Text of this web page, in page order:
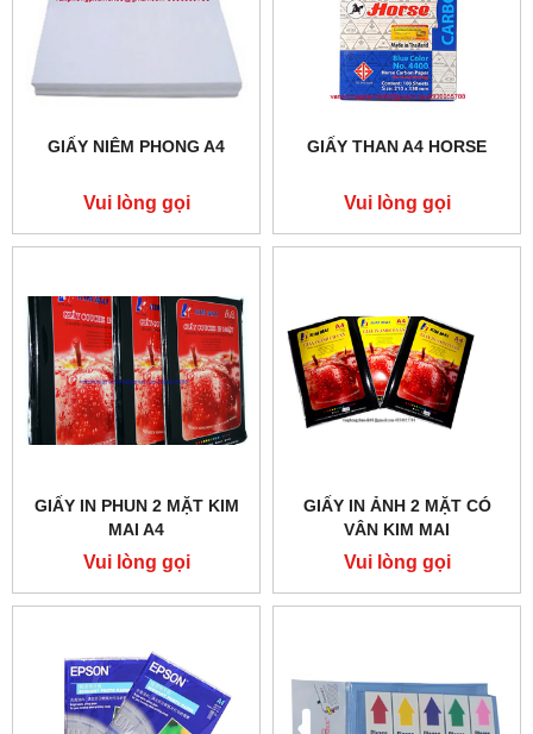
GIẤY NIÊM PHONG A4
Vui lòng gọi
GIẤY THAN A4 HORSE
Vui lòng gọi
GIẤY IN PHUN 2 MẶT KIM
MAI A4
Vui lòng gọi
GIẤY IN ẢNH 2 MẶT CÓ
VÂN KIM MAI
Vui lòng gọi